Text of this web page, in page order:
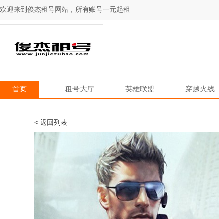
欢迎来到俊杰租号网站，所有账号一元起租
首页 租号大厅 英雄联盟 穿越火线
< 返回列表